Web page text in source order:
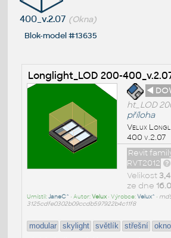
400_v.2.07 (Okna)
Blok-model #13635
Longlight_LOD 200-
◄
ht_LOD
příloha
Velux
400 v.2.07
Revit
RVT2012
Velikost
ze dne
Umístil:JaneC^ • Autor:Velux• Výrobce:Velux^ •
3125cdfe0302b09ccdb597922b4c11f8
modular skylight světlík střešní okno